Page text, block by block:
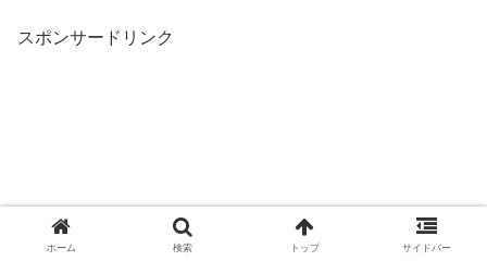
スポンサードリンク
ホーム 検索 トップ サイドバー